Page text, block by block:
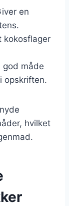
en
kokosflager
god måde
opskriften.
hvilket